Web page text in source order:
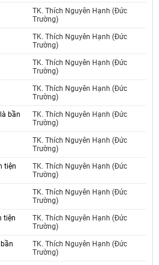
TK. Thích Nguyên Hạnh (Đức
Trường)
TK. Thích Nguyên Hạnh (Đức
Trường)
TK. Thích Nguyên Hạnh (Đức
Trường)
TK. Thích Nguyên Hạnh (Đức
Trường)
bần
TK. Thích Nguyên Hạnh (Đức
Trường)
TK. Thích Nguyên Hạnh (Đức
Trường)
tiện
TK. Thích Nguyên Hạnh (Đức
Trường)
TK. Thích Nguyên Hạnh (Đức
Trường)
tiện
TK. Thích Nguyên Hạnh (Đức
Trường)
TK. Thích Nguyên Hạnh (Đức
Trường)